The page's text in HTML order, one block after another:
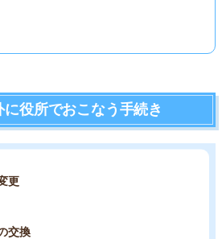
役所でおこなう手続き
更
交換